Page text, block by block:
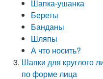
Шапка-ушанка
Береты
Банданы
Шляпы
А что носить?
Шапки для круглого
по форме лица